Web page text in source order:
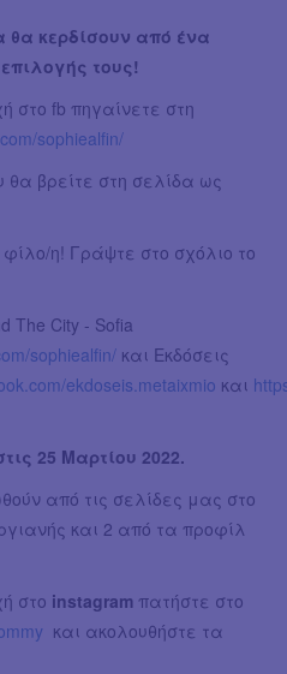
θα κερδίσουν από ένα
τους!
στο fb πηγαίνετε στη
sophiealfin/
θα βρείτε στη σελίδα ως
η! Γράψτε στο σχόλιο το
The City - Sofia
sophiealfin/ και Εκδόσεις
ekdoseis.metaixmio και
25 Μαρτίου 2022.
από τις σελίδες μας στο
και 2 από τα προφίλ
στο instagram πατήστε στο
και ακολουθήστε τα